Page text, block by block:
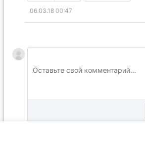
06.03.18 00:47